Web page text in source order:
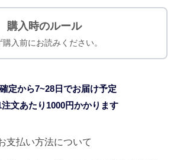
購入時のルール
購入前にお読みください。
定から7~28日でお届け予定
文あたり 1000円かかります
支払い方法について